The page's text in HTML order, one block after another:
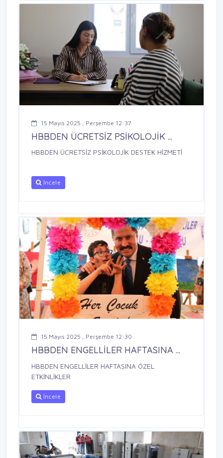
15 Mayıs 2025 , Perşembe 12:37
HBBDEN ÜCRETSİZ PSİKOLOJİK ...
HBBDEN ÜCRETSİZ PSİKOLOJİK DESTEK HİZMETİ
İncele
15 Mayıs 2025 , Perşembe 12:30
HBBDEN ENGELLİLER HAFTASINA ...
HBBDEN ENGELLİLER HAFTASINA ÖZEL
ETKİNLİKLER
İncele